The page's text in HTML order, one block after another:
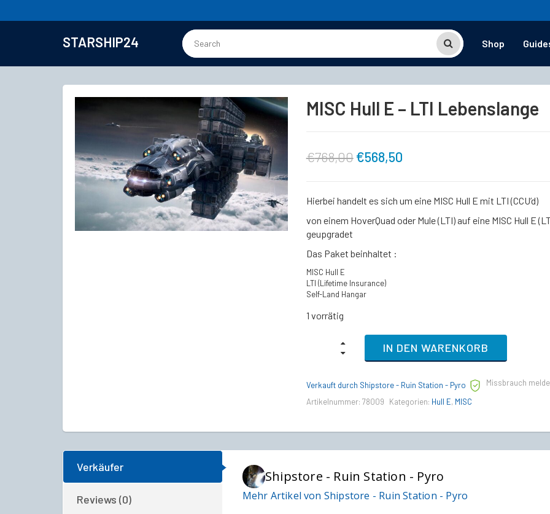
STARSHIP24 Shop
MISC Hull E – LTI Lebenslange
€768,00 Ursprünglicher
war:
€768,00
€568,50Aktueller
ist:
Hierbei handelt es sich um eine MISC Hull E mit LTI (CCU’d)
von einem HoverQuad oder Mule (LTI) auf eine MISC Hull E
geupgradet
Das Paket beinhaltet :
MISC Hull E
LTI (Lifetime Insurance)
Self-Land Hangar
1 vorrätig
LTI
quantity
IN DEN WARENKORB
Verkauft durch Shipstore - Ruin Station - Pyro
Missbrauch
Artikelnummer: 78009 Kategorien: Hull E, MISC
Verkäufer
Reviews (0)
Shipstore - Ruin Station - Pyro
Mehr Artikel von Shipstore - Ruin Station - Pyro